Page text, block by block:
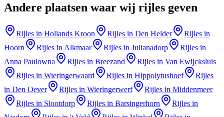
Andere plaatsen waar wij rijles geven
Rijles in Hollands Kroon Rijles in Den Helder
Rijles in
Hoorn
Rijles in Alkmaar Rijles in Julianadorp
Rijles in
Anna Paulowna
Rijles in Breezand Rijles in Van Ewijcksluis
Rijles in Wieringerwaard Rijles in Hippolytushoef
Rijles
in Den Oever Rijles in Wieringerwerf Rijles in Middenmeer
Rijles in Slootdorp Rijles in Barsingerhorn
Rijles in